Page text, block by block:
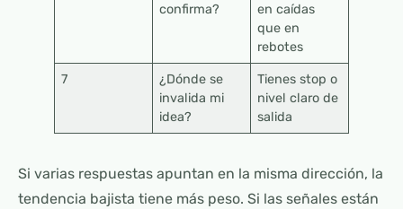
confirma?
en caídas
que en
rebotes
7
¿Dónde se
invalida mi
idea?
Tienes stop o
nivel claro de
salida
Si varias respuestas apuntan en la misma dirección, la
tendencia bajista tiene más peso. Si las señales están